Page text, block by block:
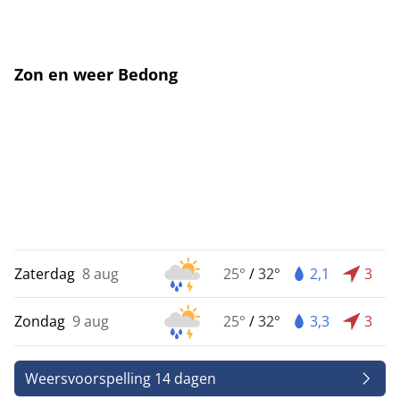
Zon en weer Bedong
Zaterdag 8 aug 25° /32° 2,1 3
Zondag 9 aug 25° /32° 3,3 3
Weersvoorspelling 14 dagen